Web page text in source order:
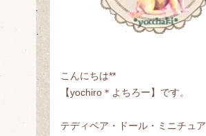
こんにちは**
【yochiro＊よちろー】です。
テディベア・ドール・ミニチュア